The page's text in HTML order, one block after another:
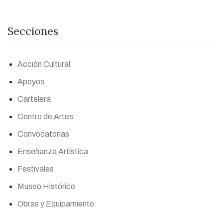
Secciones
Acción Cultural
Apoyos
Cartelera
Centro de Artes
Convocatorias
Enseñanza Artística
Festivales
Museo Histórico
Obras y Equipamiento